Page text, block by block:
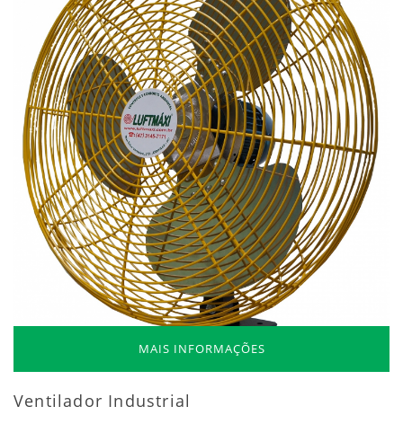
MAIS INFORMAÇÕES
Ventilador Industrial